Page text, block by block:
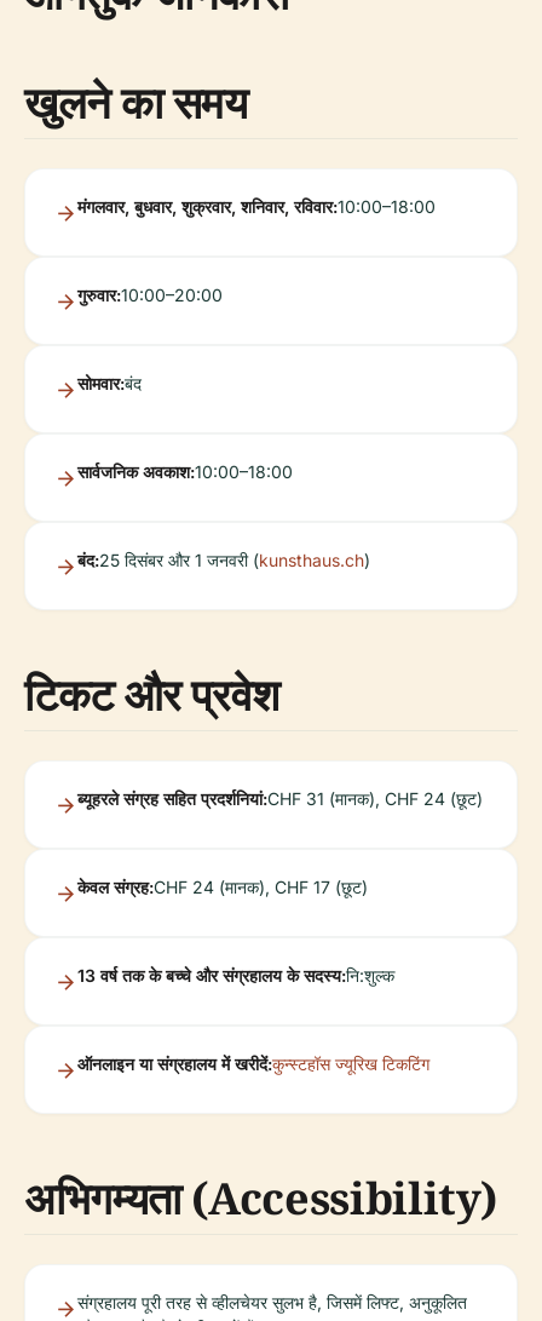
खुलने का समय
मंगलवार, बुधवार, शुक्रवार, शनिवार, रविवार:10:00–18:00
गुरुवार:10:00–20:00
सोमवार:बंद
सार्वजनिक अवकाश:10:00–18:00
बंद:25 दिसंबर और 1 जनवरी (kunsthaus.ch)
टिकट और प्रवेश
ब्यूहरले संग्रह सहित प्रदर्शनियां:CHF 31 (मानक), CHF 24 (छूट)
केवल संग्रह:CHF 24 (मानक), CHF 17 (छूट)
13 वर्ष तक के बच्चे और संग्रहालय के सदस्य:नि:शुल्क
ऑनलाइन या संग्रहालय में खरीदें:कुन्स्टहॉस ज्यूरिख टिकटिंग
अभिगम्यता (Accessibility)
संग्रहालय पूरी तरह से व्हीलचेयर सुलभ है, जिसमें लिफ्ट, अनुकूलित